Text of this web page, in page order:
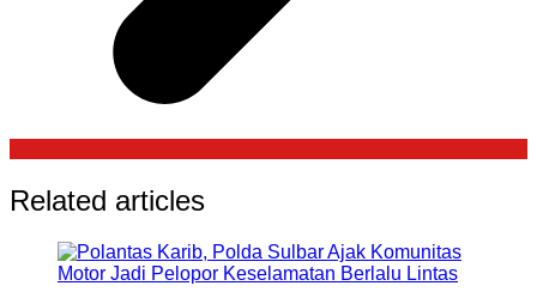
Related articles